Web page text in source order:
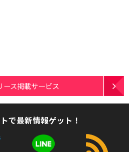
ース掲載サービス
で最新情報ゲット！